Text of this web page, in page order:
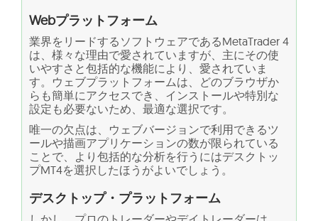
Webプラットフォーム
業界をリードするソフトウェアであるMetaTrader 4
は、様々な理由で愛されていますが、主にその使
いやすさと包括的な機能により、愛されていま
す。ウェブプラットフォームは、どのブラウザか
らも簡単にアクセスでき、インストールや特別な
設定も必要ないため、最適な選択です。
唯一の欠点は、ウェブバージョンで利用できるツ
ールや描画アプリケーションの数が限られている
ことで、より包括的な分析を行うにはデスクトッ
プMT4を選択したほうがよいでしょう。
デスクトップ・プラットフォーム